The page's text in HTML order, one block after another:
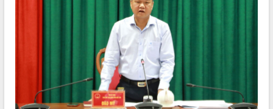
Họp báo thông tin về Hội nghị Công bố
Quy hoạch và Xúc tiến đầu tư tỉnh Đắk
Khơi thông điểm nghẽn, đẩy nhanh
giải ngân vốn khắc phục thiên tai
HĐND tỉnh thông qua điều chỉnh Quy
hoạch tỉnh thời kỳ 2021-2030